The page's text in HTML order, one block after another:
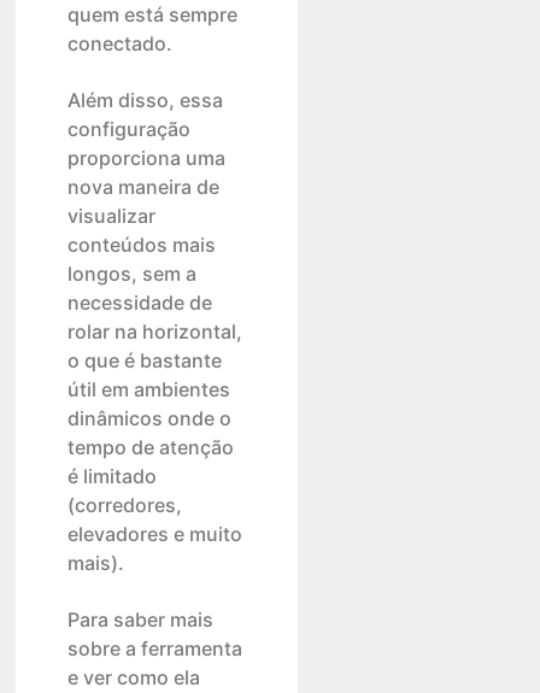
quem está sempre
conectado.
Além disso, essa
configuração
proporciona uma
nova maneira de
visualizar
conteúdos mais
longos, sem a
necessidade de
rolar na horizontal,
o que é bastante
útil em ambientes
dinâmicos onde o
tempo de atenção
é limitado
(corredores,
elevadores e muito
mais).
Para saber mais
sobre a ferramenta
e ver como ela